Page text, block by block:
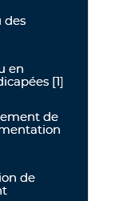
techniques
des
des Personnes
en
[1]
Topographie et de la
de
et du développement
de